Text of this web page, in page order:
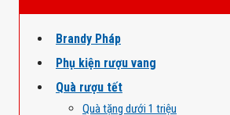
Brandy Pháp
Phụ kiện rượu vang
Quà rượu tết
Quà tặng dưới 1 triệu